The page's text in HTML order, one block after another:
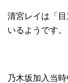
清宮レイは「
いるようです。
乃木坂加入当